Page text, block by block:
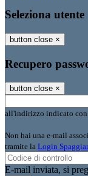
Seleziona utente
button close ×
Recupero
button close ×
all'indirizzo indicato con
Non hai una e-mail
tramite la Login
E-mail inviata, si